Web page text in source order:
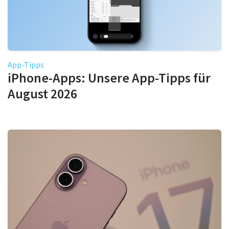
App-Tipps
iPhone-Apps: Unsere App-Tipps für
August 2026